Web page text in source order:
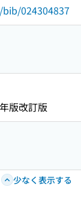
024304837
版改訂版
少なく表示する